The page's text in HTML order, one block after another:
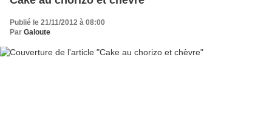
Publié le 21/11/2012 à 08:00
Par Galoute